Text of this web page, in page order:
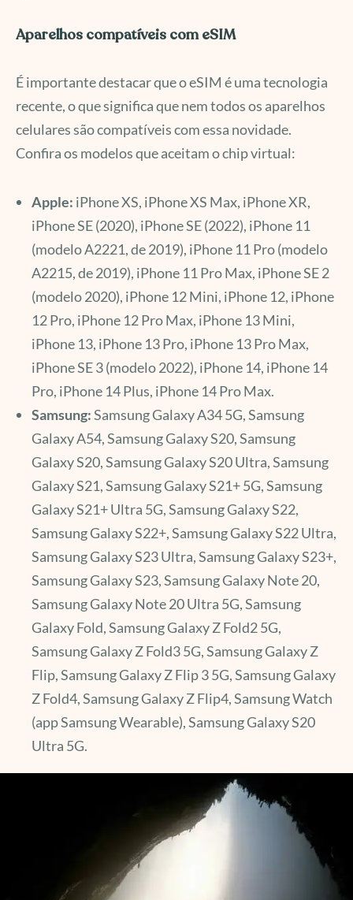
Aparelhos compatíveis com eSIM
É importante destacar que o eSIM é uma tecnologia
recente, o que significa que nem todos os aparelhos
celulares são compatíveis com essa novidade.
Confira os modelos que aceitam o chip virtual:
Apple: iPhone XS, iPhone XS Max, iPhone XR,
iPhone SE (2020), iPhone SE (2022), iPhone 11
(modelo A2221, de 2019), iPhone 11 Pro (modelo
A2215, de 2019), iPhone 11 Pro Max, iPhone SE 2
(modelo 2020), iPhone 12 Mini, iPhone 12, iPhone
12 Pro, iPhone 12 Pro Max, iPhone 13 Mini,
iPhone 13, iPhone 13 Pro, iPhone 13 Pro Max,
iPhone SE 3 (modelo 2022), iPhone 14, iPhone 14
Pro, iPhone 14 Plus, iPhone 14 Pro Max.
Samsung:Samsung Galaxy A34 5G, Samsung
Galaxy A54, Samsung Galaxy S20, Samsung
Galaxy S20, Samsung Galaxy S20 Ultra, Samsung
Galaxy S21, Samsung Galaxy S21+ 5G, Samsung
Galaxy S21+ Ultra 5G, Samsung Galaxy S22,
Samsung Galaxy S22+, Samsung Galaxy S22 Ultra,
Samsung Galaxy S23 Ultra, Samsung Galaxy S23+,
Samsung Galaxy S23, Samsung Galaxy Note 20,
Samsung Galaxy Note 20 Ultra 5G, Samsung
Galaxy Fold, Samsung Galaxy Z Fold2 5G,
Samsung Galaxy Z Fold3 5G, Samsung Galaxy Z
Flip, Samsung Galaxy Z Flip 3 5G, Samsung Galaxy
Z Fold4, Samsung Galaxy Z Flip4, Samsung Watch
(app Samsung Wearable), Samsung Galaxy S20
Ultra 5G.